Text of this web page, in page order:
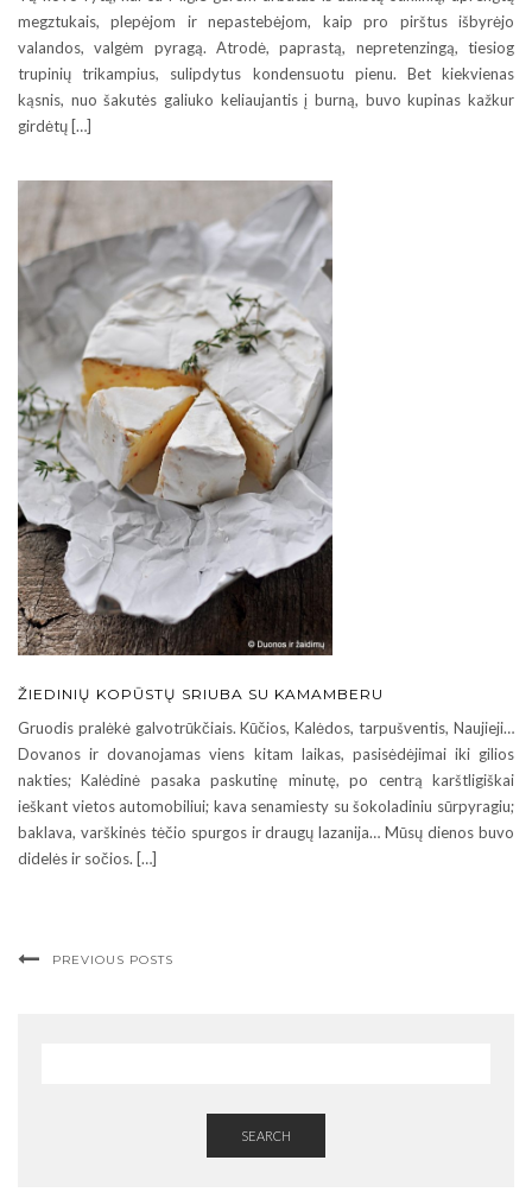
megztukais, plepėjom ir nepastebėjom, kaip pro pirštus išbyrėjo
valandos, valgėm pyragą. Atrodė, paprastą, nepretenzingą, tiesiog
trupinių trikampius, sulipdytus kondensuotu pienu. Bet kiekvienas
kąsnis, nuo šakutės galiuko keliaujantis į burną, buvo kupinas kažkur
girdėtų […]
ŽIEDINIŲ KOPŪSTŲ SRIUBA SU KAMAMBERU
Gruodis pralėkė galvotrūkčiais. Kūčios, Kalėdos, tarpušventis, Naujieji…
Dovanos ir dovanojamas viens kitam laikas, pasisėdėjimai iki gilios
nakties; Kalėdinė pasaka paskutinę minutę, po centrą karštligiškai
ieškant vietos automobiliui; kava senamiesty su šokoladiniu sūrpyragiu;
baklava, varškinės tėčio spurgos ir draugų lazanija… Mūsų dienos buvo
didelės ir sočios. […]
PREVIOUS POSTS
SEARCH